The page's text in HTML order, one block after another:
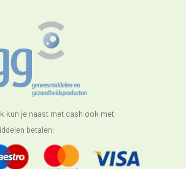
kun je naast met cash ook met
betalen: